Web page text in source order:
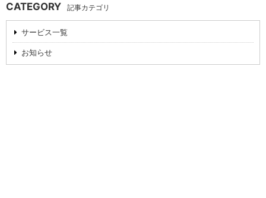
CATEGORY 記事カテゴリ
サービス一覧
お知らせ